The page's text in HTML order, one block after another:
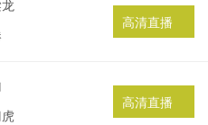
高清直播
高清直播